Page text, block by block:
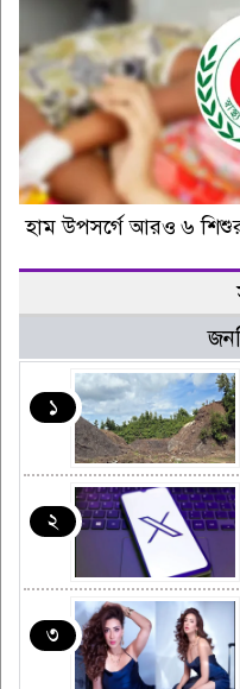
হাম উপসর্গে আরও ৬
১
২
৩